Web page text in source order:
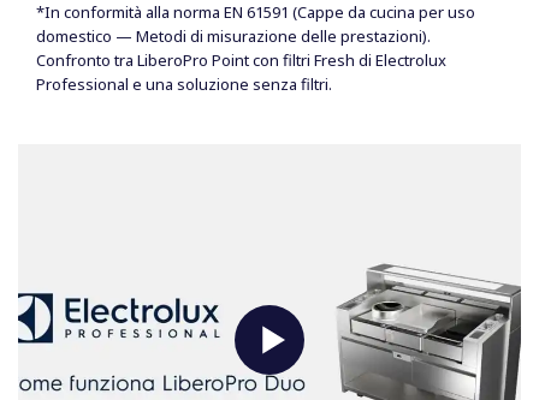
*In conformità alla norma EN 61591 (Cappe da cucina per uso
domestico — Metodi di misurazione delle prestazioni).
Confronto tra LiberoPro Point con filtri Fresh di Electrolux
Professional e una soluzione senza filtri.